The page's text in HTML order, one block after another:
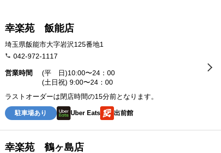
幸楽苑 飯能店
埼玉県飯能市大字岩沢125番地1
042-972-1117
営業時間
(平 日)10:00〜24：00
(土日祝) 9:00〜24：00
ラストオーダーは閉店時間の15分前となります。
駐車場あり Uber Eats 出前館
幸楽苑 鶴ヶ島店